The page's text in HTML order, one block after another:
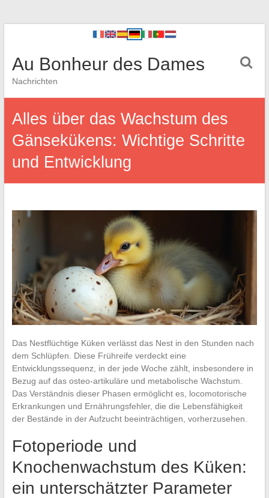
Au Bonheur des Dames
Nachrichten
Alles über das Wachstum des
Gänsekükens: Wichtige Schritte
und Entwicklung
Das Nestflüchtige Küken verlässt das Nest in den Stunden nach
dem Schlüpfen. Diese Frühreife verdeckt eine
Entwicklungssequenz, in der jede Woche zählt, insbesondere in
Bezug auf das osteo-artikuläre und metabolische Wachstum.
Das Verständnis dieser Phasen ermöglicht es, locomotorische
Erkrankungen und Ernährungsfehler, die die Lebensfähigkeit
der Bestände in der Aufzucht beeinträchtigen, vorherzusehen.
Fotoperiode und
Knochenwachstum des Küken:
ein unterschätzter Parameter